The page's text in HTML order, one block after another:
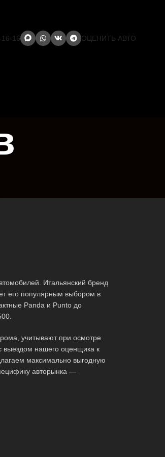
16 ОЦЕНИТЬ АВТО
Итальянский бренд
его популярным выбором в
Panda и Punto до
учитывают при осмотре
выездом нашего оценщика к
максимально выгодную
авторынка —